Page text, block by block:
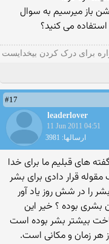
باز میرسیم به سوال
می کنید؟
برای درک کردن بیخدایست
#17
leaderlover
11 Jun 2011 04:51
ارسالها: 3981
های قبلیم ما برای خدا
قرار دادی برای بشر
را در شش روز یاد آور
بشری بوده ؟ خیر این
بیشتر بشر بوده است
هر زمان و مکانی است.